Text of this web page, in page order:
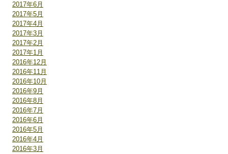
2017年6月
2017年5月
2017年4月
2017年3月
2017年2月
2017年1月
2016年12月
2016年11月
2016年10月
2016年9月
2016年8月
2016年7月
2016年6月
2016年5月
2016年4月
2016年3月